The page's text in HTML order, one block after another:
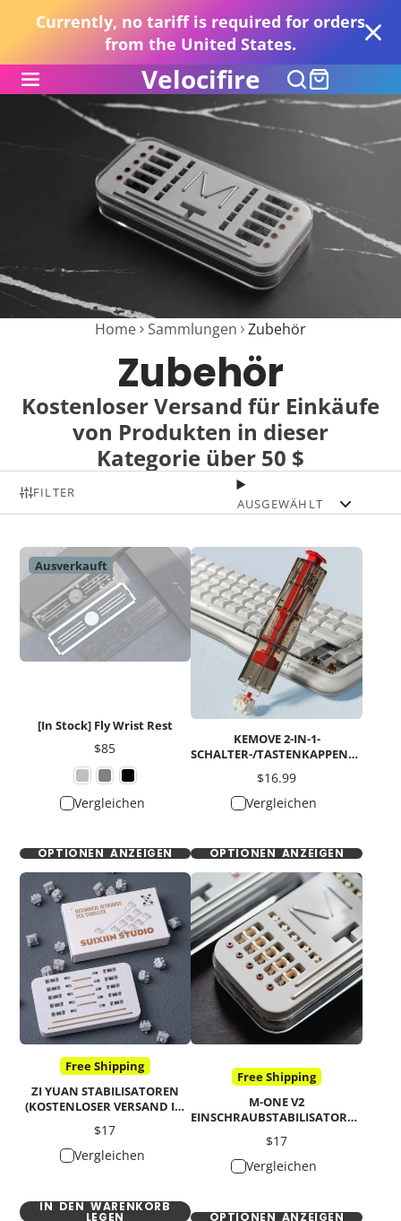
Currently, no tariff is required for orders
from the United States.
Velocifire
Home Sammlungen Zubehör
Zubehör
Kostenloser Versand für Einkäufe
von Produkten in dieser
Kategorie über 50 $
FILTER
AUSGEWÄHLT
Ausverkauft
[In Stock] Fly Wrist Rest
Preis
$85
Vergleichen
OPTIONEN ANZEIGEN
KEMOVE 2-IN-1-
SCHALTER-/TASTENKAPPENZIEHER
MECHANISCHE TASTATUR
Preis
$16.99
Vergleichen
OPTIONEN ANZEIGEN
Free Shipping
ZI YUAN STABILISATOREN
(KOSTENLOSER VERSAND IN
Preis
$17
Vergleichen
IN DEN WARENKORB
LEGEN
Free Shipping
M-ONE V2
EINSCHRAUBSTABILISATOREN
MECHANISCHE TASTATUR 2U
6,25U 7U (KOSTENLOSER
VERSAND IN EINIGE LÄNDER)
Preis
$17
Vergleichen
OPTIONEN ANZEIGEN